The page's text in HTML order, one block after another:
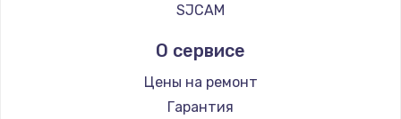
Замена сенсорного датчика
1300 руб.
SJCAM
О сервисе
Цены на ремонт
Гарантия